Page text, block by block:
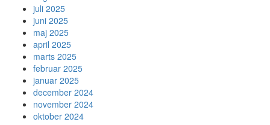
juli 2025
juni 2025
maj 2025
april 2025
marts 2025
februar 2025
januar 2025
december 2024
november 2024
oktober 2024